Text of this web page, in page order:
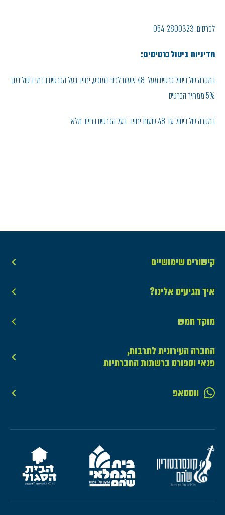
לפרטים: 054-2800323
מדיניות ביטול כרטיסים:
במקרה של ביטול כרטיס מעל 48 שעות לפני המופע, יחויב בעל הכרטיס בדמי ביטול בסך
5% ממחיר הכרטיס
במקרה של ביטול עד 48 שעות יחויב בעל הכרטיס בחיוב מלא
קישורים שימושיים
איך מגיעים אלינו?
מוקד חמש
החברה העירונית לתרבות,
פנאי וספורט ברשתות החברתיות
ווטסאפ